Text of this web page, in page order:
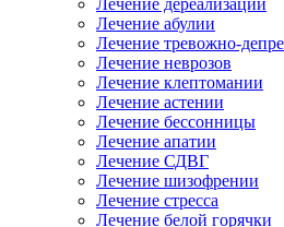
Лечение дереализации
Лечение абулии
Лечение тревожно-
Лечение неврозов
Лечение клептомании
Лечение астении
Лечение бессонницы
Лечение апатии
Лечение СДВГ
Лечение шизофрении
Лечение стресса
Лечение белой горячки